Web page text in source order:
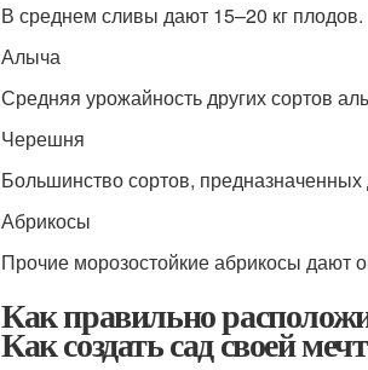
В среднем сливы дают 15–20 кг плодов.
Алыча
Средняя урожайность других сортов
Черешня
Большинство сортов,
Абрикосы
Прочие морозостойкие абрикосы дают
Как правильно
Как создать сад своей